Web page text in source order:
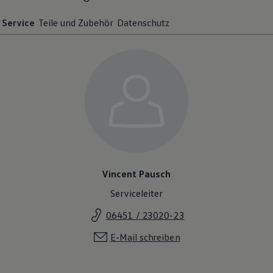
Lifestyle
Transport
Service Teile und Zubehör Datenschutz
Vincent Pausch
Serviceleiter
06451 / 23020-23
E-Mail schreiben